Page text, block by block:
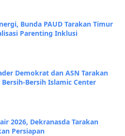
Bunda PAUD Tarakan Timur
Parenting Inklusi
Demokrat dan ASN Tarakan
Bersih Islamic Center
2026, Dekranasda Tarakan
Persiapan